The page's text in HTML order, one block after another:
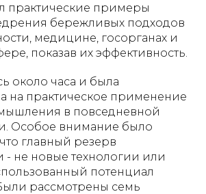
практические примеры
бережливых подходов
медицине, госорганах и
показав их эффективность.
около часа и была
на практическое применение
в повседневной
Особое внимание было
главный резерв
- не новые технологии или
потенциал
рассмотрены семь